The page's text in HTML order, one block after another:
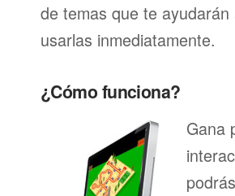
de temas que te
usarlas inmediatamente.
¿Cómo funciona?
Gana